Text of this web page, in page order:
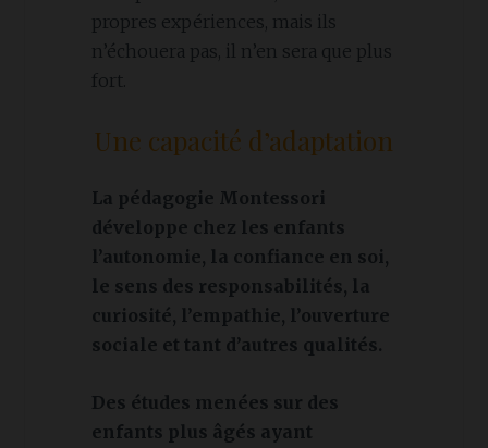
propres expériences, mais ils
n’échouera pas, il n’en sera que plus
fort.
Une capacité d’adaptation
La pédagogie Montessori
développe chez les enfants
l’autonomie, la confiance en soi,
le sens des responsabilités, la
curiosité, l’empathie, l’ouverture
sociale et tant d’autres qualités.
Des études menées sur des
enfants plus âgés ayant